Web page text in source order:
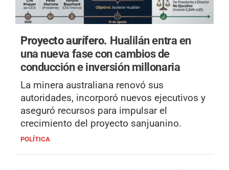
Proyecto aurífero. Hualilán entra en
una nueva fase con cambios de
conducción e inversión millonaria
La minera australiana renovó sus
autoridades, incorporó nuevos ejecutivos y
aseguró recursos para impulsar el
crecimiento del proyecto sanjuanino.
POLÍTICA